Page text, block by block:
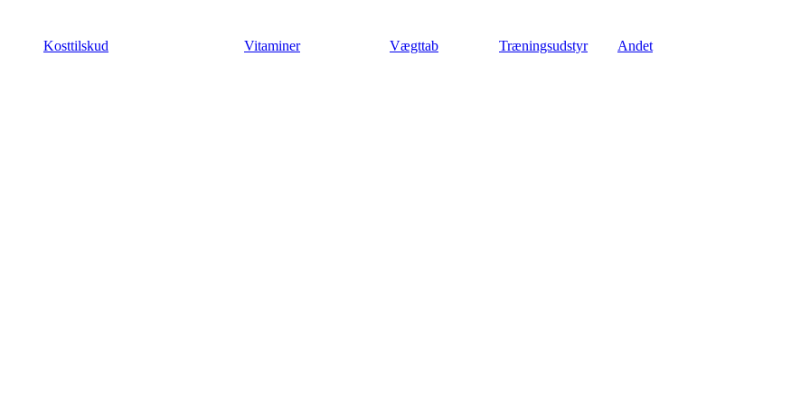
indholdKosttilskud Vitaminer Vægttab Træningsudstyr Andet